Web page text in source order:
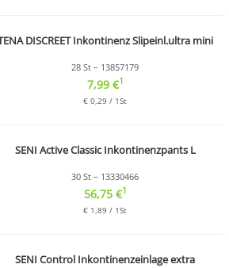
DISCREET Inkontinenz Slipeinl.ultra mini
28 St – 13857179
7,99 €1
€ 0,29 / 1St
SENI Active Classic Inkontinenzpants L
30 St – 13330466
56,75 €1
€ 1,89 / 1St
SENI Control Inkontinenzeinlage extra